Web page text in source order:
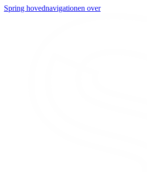
Spring hovednavigationen over